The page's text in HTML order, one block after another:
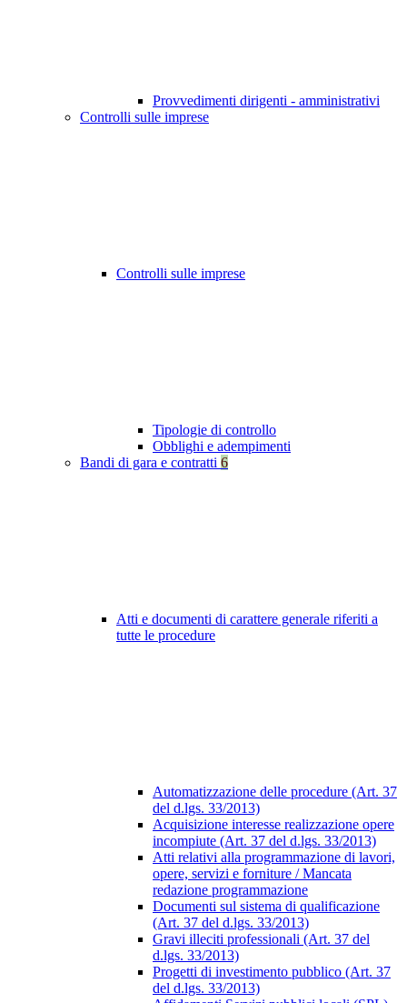
Provvedimenti dirigenti - amministrativi
Controlli sulle imprese
Controlli sulle imprese
Tipologie di controllo
Obblighi e adempimenti
Bandi di gara e contratti 6
Atti e documenti di carattere generale riferiti a
tutte le procedure
Automatizzazione delle procedure (Art. 37
del d.lgs. 33/2013)
Acquisizione interesse realizzazione opere
incompiute (Art. 37 del d.lgs. 33/2013)
Atti relativi alla programmazione di lavori,
opere, servizi e forniture / Mancata
redazione programmazione
Documenti sul sistema di qualificazione
(Art. 37 del d.lgs. 33/2013)
Gravi illeciti professionali (Art. 37 del
d.lgs. 33/2013)
Progetti di investimento pubblico (Art. 37
del d.lgs. 33/2013)